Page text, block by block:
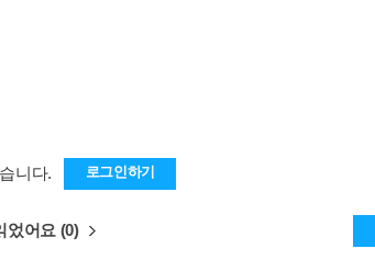
니다. 로그인하기
었어요 (0)